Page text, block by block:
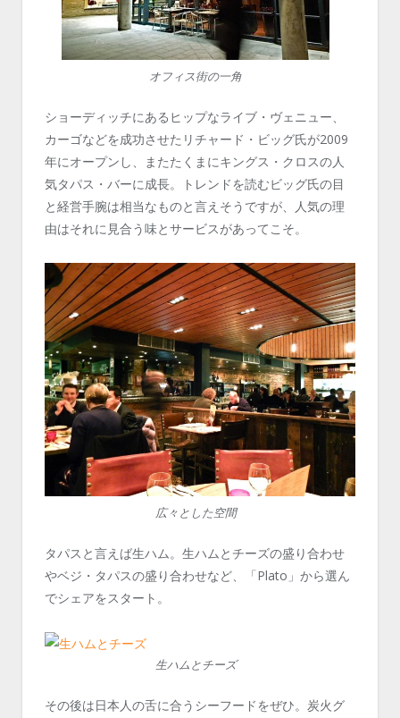
オフィス街の一角
ショーディッチにあるヒップなライブ・ヴェニュー、
カーゴなどを成功させたリチャード・ビッグ氏が2009
年にオープンし、またたくまにキングス・クロスの人
気タパス・バーに成長。トレンドを読むビッグ氏の目
と経営手腕は相当なものと言えそうですが、人気の理
由はそれに見合う味とサービスがあってこそ。
広々とした空間
タパスと言えば生ハム。生ハムとチーズの盛り合わせ
やベジ・タパスの盛り合わせなど、「Plato」から選ん
でシェアをスタート。
生ハムとチーズ
その後は日本人の舌に合うシーフードをぜひ。炭火グ